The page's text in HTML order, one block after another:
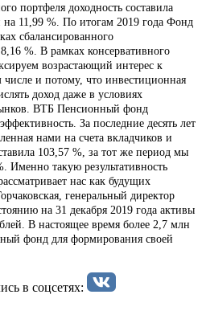
портфеля доходность составила
11,99 %. По итогам 2019 года Фонд
сбалансированного
%. В рамках консервативного
возрастающий интерес к
и потому, что инвестиционная
доход даже в условиях
ВТБ Пенсионный фонд
За последние десять лет
нами на счета вкладчиков и
103,57 %, за тот же период мы
такую результативность
нас как будущих
генеральный директор
на 31 декабря 2019 года активы
В настоящее время более 2,7 млн
фонд для формирования своей
в соцсетях: